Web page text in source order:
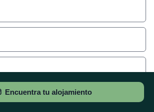
Encuentra tu alojamiento
correo electrónico y web en este navegador para